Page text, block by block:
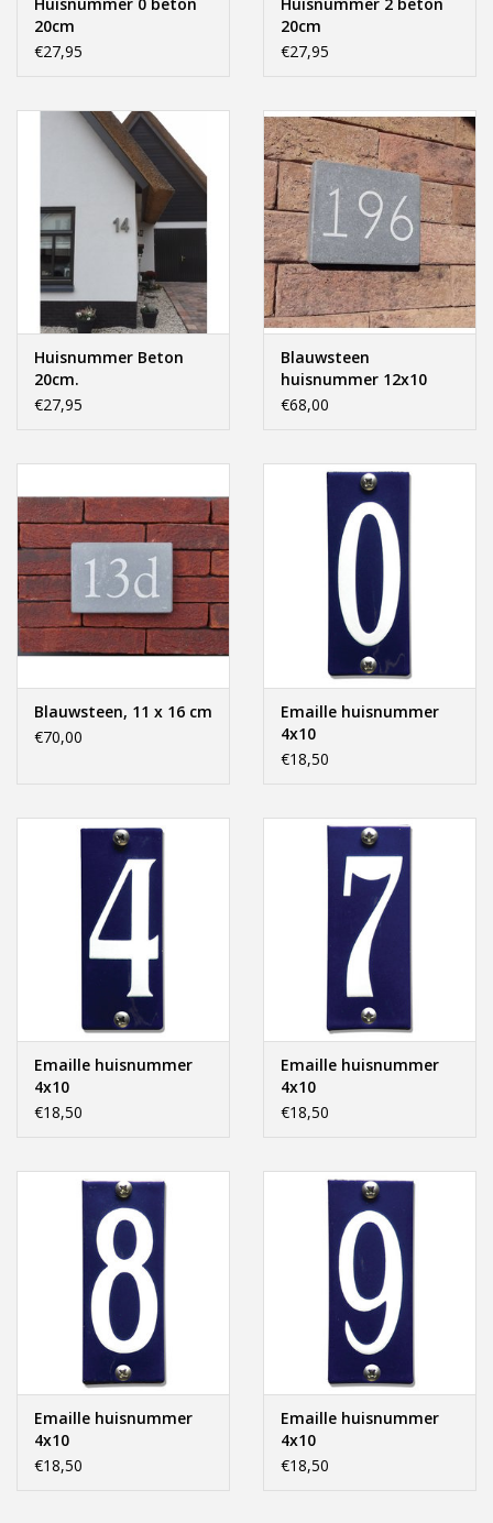
20cm
€27,95
20cm
€27,95
Huisnummer Beton
20cm.
€27,95
Blauwsteen
huisnummer 12x10
€68,00
Blauwsteen, 11 x 16 cm
€70,00
Emaille huisnummer
4x10
€18,50
Emaille huisnummer
4x10
€18,50
Emaille huisnummer
4x10
€18,50
Emaille huisnummer
4x10
€18,50
Emaille huisnummer
4x10
€18,50